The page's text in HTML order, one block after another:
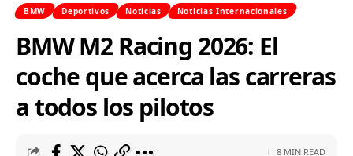
BMW Deportivos Noticias Noticias Internacionales
BMW M2 Racing 2026: El
coche que acerca las carreras
a todos los pilotos
8 MIN READ